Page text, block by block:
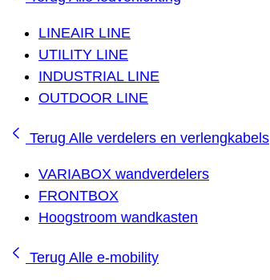
LINEAIR LINE
UTILITY LINE
INDUSTRIAL LINE
OUTDOOR LINE
Terug Alle verdelers en verlengkabels
VARIABOX wandverdelers
FRONTBOX
Hoogstroom wandkasten
Terug Alle e-mobility